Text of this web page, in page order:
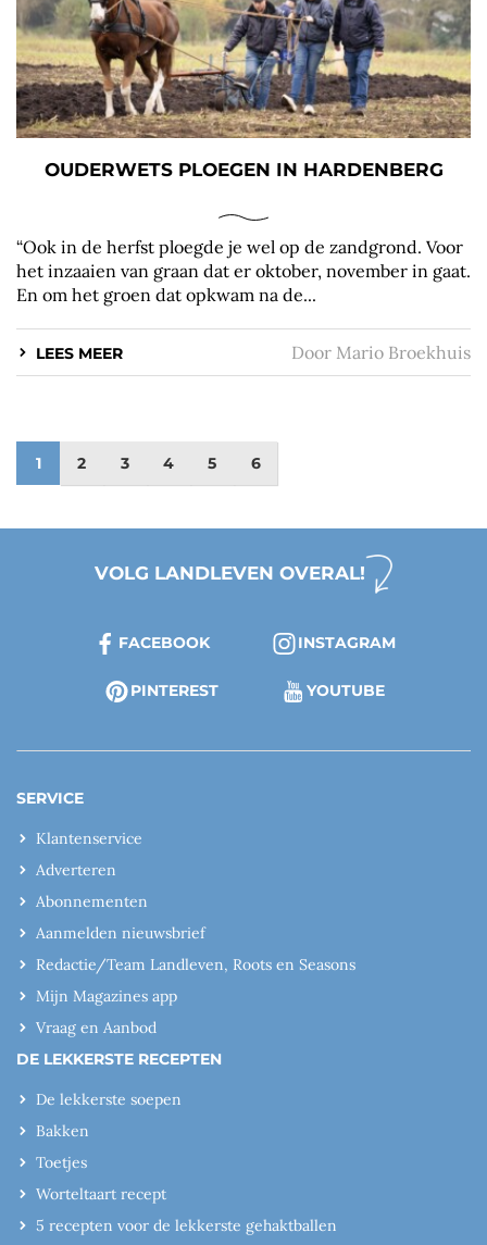
OUDERWETS PLOEGEN IN HARDENBERG
“Ook in de herfst ploegde je wel op de zandgrond. Voor
het inzaaien van graan dat er oktober, november in gaat.
En om het groen dat opkwam na de...
LEES MEER Door Mario Broekhuis
1 2 3 4 5 6
VOLG LANDLEVEN OVERAL!
FACEBOOK INSTAGRAM
PINTEREST YOUTUBE
SERVICE
Klantenservice
Adverteren
Abonnementen
Aanmelden nieuwsbrief
Redactie/Team Landleven, Roots en Seasons
Mijn Magazines app
Vraag en Aanbod
DE LEKKERSTE RECEPTEN
De lekkerste soepen
Bakken
Toetjes
Worteltaart recept
5 recepten voor de lekkerste gehaktballen